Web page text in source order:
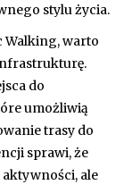
stylu życia.
Walking, warto
do
umożliwią
trasy do
sprawi, że
ale